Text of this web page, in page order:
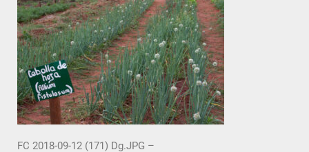
FC 2018-09-12 (171) Dg.JPG –